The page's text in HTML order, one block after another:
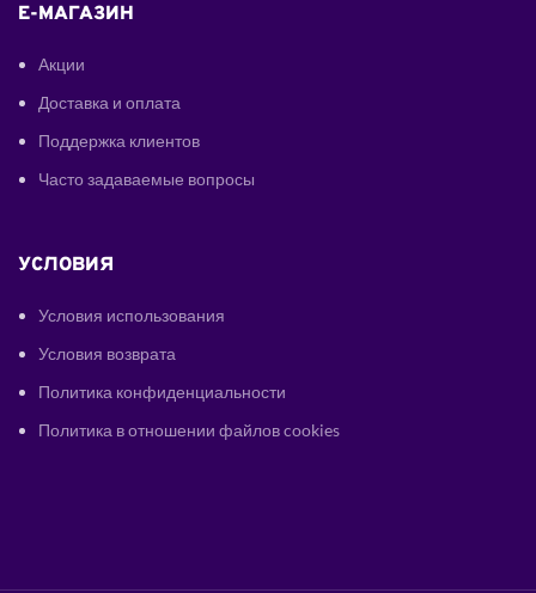
E-МАГАЗИН
Акции
Доставка и оплата
Поддержка клиентов
Часто задаваемые вопросы
УСЛОВИЯ
Условия использования
Условия возврата
Политика конфиденциальности
Политика в отношении файлов cookies